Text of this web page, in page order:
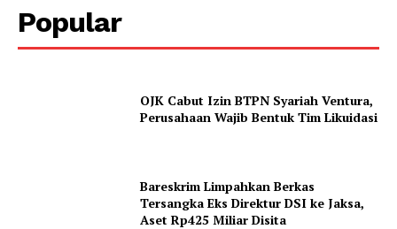
Popular
OJK Cabut Izin BTPN Syariah Ventura,
Perusahaan Wajib Bentuk Tim Likuidasi
Bareskrim Limpahkan Berkas
Tersangka Eks Direktur DSI ke Jaksa,
Aset Rp425 Miliar Disita